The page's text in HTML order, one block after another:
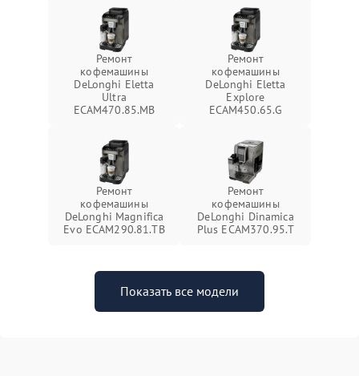
Ремонт
кофемашины
DeLonghi Eletta
Ultra
ECAM470.85.MB
Ремонт
кофемашины
DeLonghi Eletta
Explore
ECAM450.65.G
Ремонт
кофемашины
DeLonghi Magnifica
Evo ECAM290.81.TB
Ремонт
кофемашины
DeLonghi Dinamica
Plus ECAM370.95.T
Показать все модели